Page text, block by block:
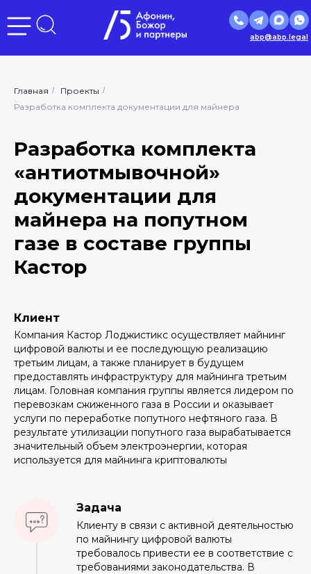
abp@abp.legal
Главная / Проекты /
Разработка комплекта документации для майнера
Разработка комплекта
«антиотмывочной»
документации для
майнера на попутном
газе в составе группы
Кастор
Клиент
Компания Кастор Лоджистикс осуществляет майнинг
цифровой валюты и ее последующую реализацию
третьим лицам, а также планирует в будущем
предоставлять инфраструктуру для майнинга третьим
лицам. Головная компания группы является лидером по
перевозкам сжиженного газа в России и оказывает
услуги по переработке попутного нефтяного газа. В
результате утилизации попутного газа вырабатывается
значительный объем электроэнергии, которая
используется для майнинга криптовалюты
Задача
Клиенту в связи с активной деятельностью
по майнингу цифровой валюты
требовалось привести ее в соответствие с
требованиями законодательства. В